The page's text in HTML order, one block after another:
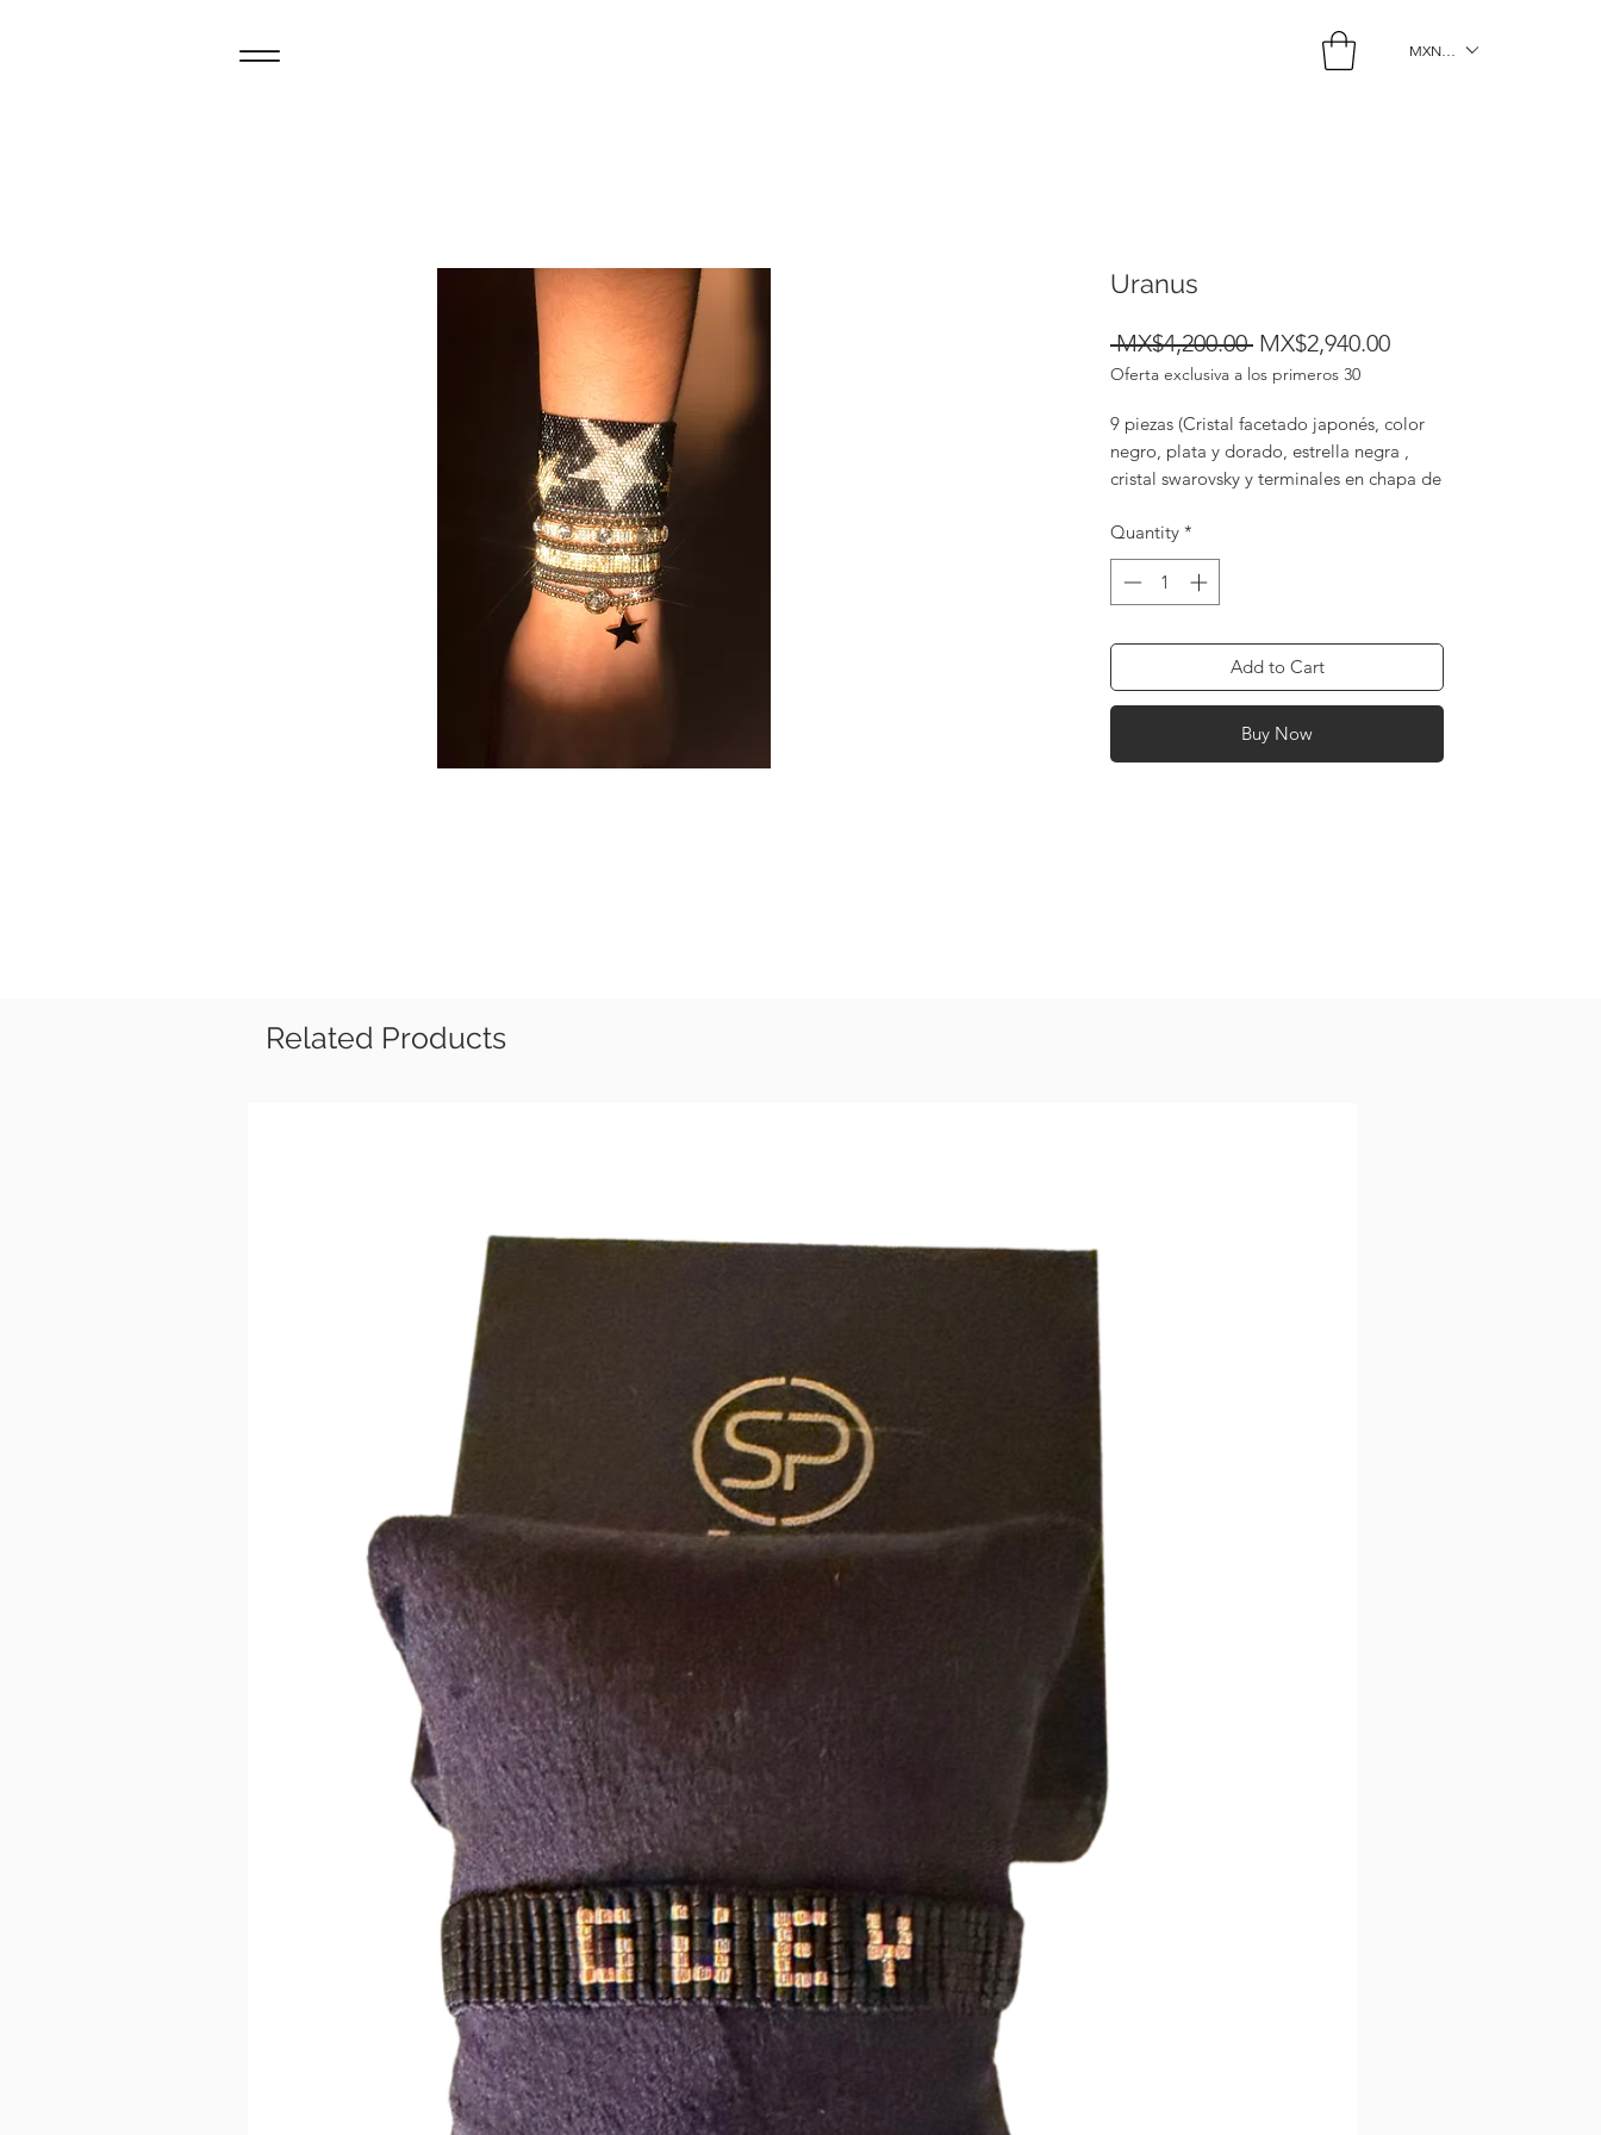
MXN ($)
Uranus
MX$4,200.00 Regular
Price
MX$2,940.00Sale
Oferta exclusiva a los primeros 30
9 piezas (Cristal facetado japonés, color
negro, plata y dorado, estrella negra ,
cristal swarovsky y terminales en chapa de
Quantity *
Add to Cart
Buy Now
Related Products